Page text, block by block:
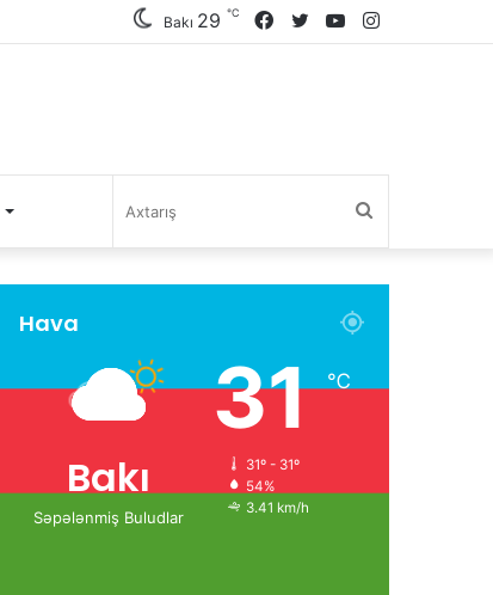
YouTube
Twitter
Facebook
Bakı 29 ℃
Hava
Bakı
Səpələnmiş Buludlar
31℃
31º - 31º
54%
3.41 km/h